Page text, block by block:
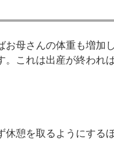
お母さんの体重も増加
。これは出産が終われ
休憩を取るようにする